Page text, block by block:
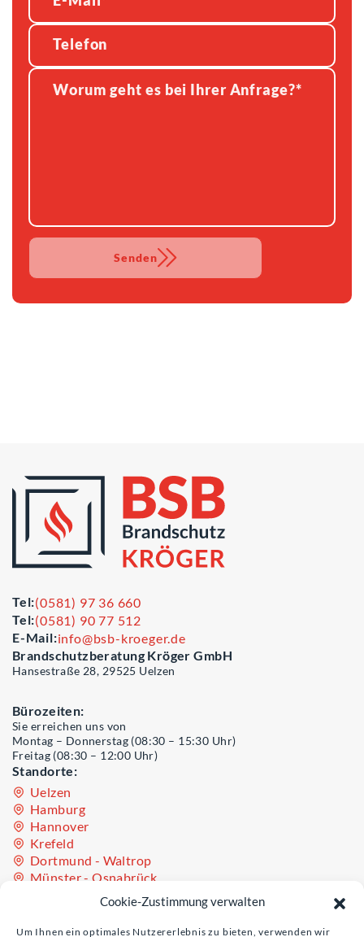
Cookie-Zustimmung verwalten
Um Ihnen ein optimales Nutzererlebnis zu bieten, verwenden wir
Senden
Tel:(0581) 97 36 660
Tel:(0581) 90 77 512
E-Mail:info@bsb-kroeger.de
Brandschutzberatung Kröger GmbH
Hansestraße 28, 29525 Uelzen
Bürozeiten:
Sie erreichen uns von
Montag – Donnerstag (08:30 – 15:30 Uhr)
Freitag (08:30 – 12:00 Uhr)
Standorte:
Uelzen
Hamburg
Hannover
Krefeld
Dortmund - Waltrop
Münster - Osnabrück
Oldenburg - Westerstede
Teil der Unternehmensgruppe Sinculis